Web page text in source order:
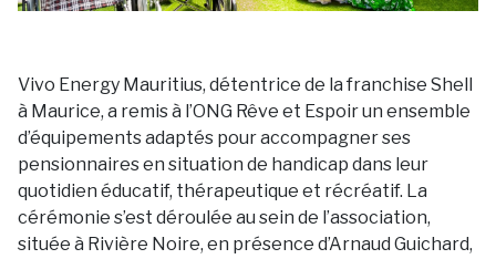
Vivo Energy Mauritius, détentrice de la franchise Shell
à Maurice, a remis à l’ONG Rêve et Espoir un ensemble
d’équipements adaptés pour accompagner ses
pensionnaires en situation de handicap dans leur
quotidien éducatif, thérapeutique et récréatif. La
cérémonie s’est déroulée au sein de l’association,
située à Rivière Noire, en présence d’Arnaud Guichard,